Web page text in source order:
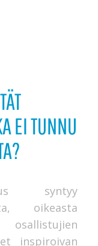
EI TUNNU
syntyy
oikeasta
inspiroivan